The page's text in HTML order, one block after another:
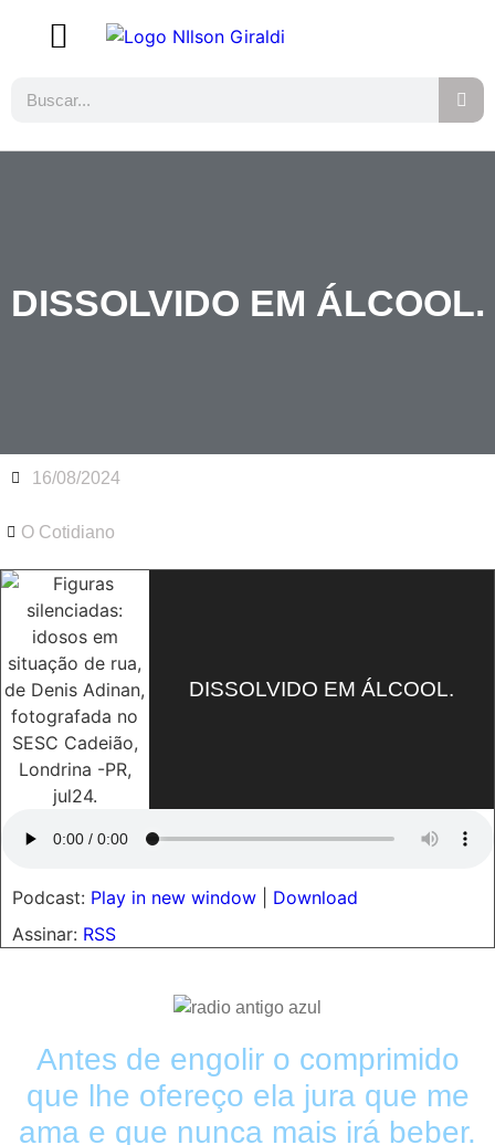
DISSOLVIDO EM ÁLCOOL.
16/08/2024
O Cotidiano
DISSOLVIDO EM ÁLCOOL.
Podcast: Play in new window
Download
Assinar: RSS
Antes de engolir o comprimido
que lhe ofereço ela jura que me
ama e que nunca mais irá beber.